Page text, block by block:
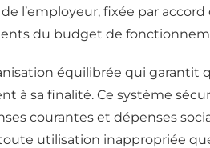
l’employeur, fixée par accord
du budget de
équilibrée qui garantit
à sa finalité. Ce système
courantes et dépenses
utilisation inappropriée